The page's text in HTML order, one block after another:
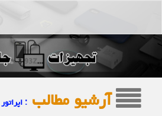
آرشیو مطالب : اپراتور